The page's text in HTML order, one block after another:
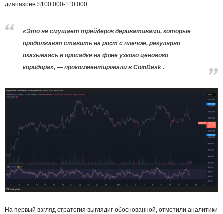
диапазоне $100 000-110 000.
«Это не смущает трейдеров деривативами, которые
продолжают ставить на рост с плечом, регулярно
оказываясь в просадке на фоне узкого ценового
коридора», — прокомментировали в CoinDesk .
На первый взгляд стратегия выглядит обоснованной, отметили аналитики